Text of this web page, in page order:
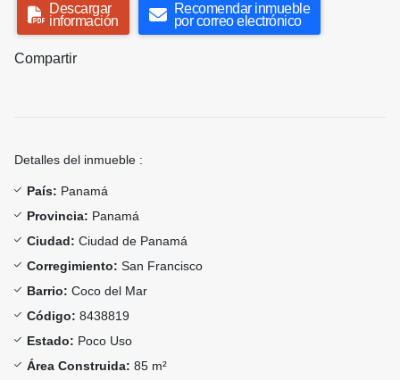
Descargar
información
Recomendar inmueble
por correo electrónico
Compartir
Detalles del inmueble :
País: Panamá
Provincia: Panamá
Ciudad: Ciudad de Panamá
Corregimiento: San Francisco
Barrio: Coco del Mar
Código: 8438819
Estado: Poco Uso
Área Construida: 85 m²